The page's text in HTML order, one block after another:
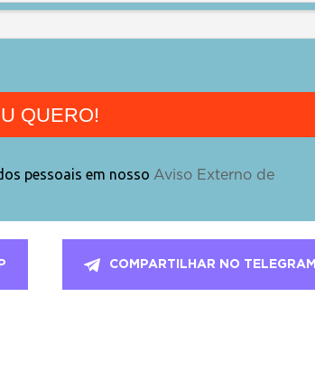
QUERO!
pessoais em nosso Aviso Externo de
COMPARTILHAR NO TELEGRAM